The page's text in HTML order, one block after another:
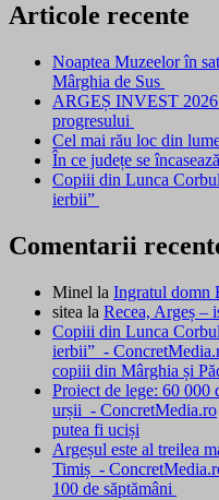
Articole recente
Noaptea Muzeelor în
Mârghia de Sus
ARGEȘ INVEST 2026
progresului
Cel mai rău loc din
În ce județe se
Copiii din Lunca
ierbii”
Comentarii
Minel la Ingratul domn
sitea la Recea, Argeș –
Copiii din Lunca
ierbii” -
copiii din Mârghia și
Proiect de lege: 60 000
urșii - ConcretMedia.ro
putea fi uciși
Argeșul este al treilea
Timiș -
100 de săptămâni